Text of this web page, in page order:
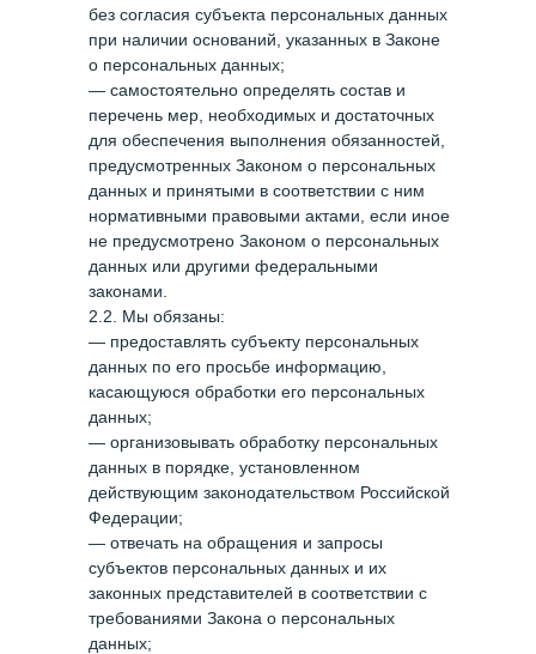
без согласия субъекта персональных данных
при наличии оснований, указанных в Законе
о персональных данных;
— самостоятельно определять состав и
перечень мер, необходимых и достаточных
для обеспечения выполнения обязанностей,
предусмотренных Законом о персональных
данных и принятыми в соответствии с ним
нормативными правовыми актами, если иное
не предусмотрено Законом о персональных
данных или другими федеральными
законами.
2.2. Мы обязаны:
— предоставлять субъекту персональных
данных по его просьбе информацию,
касающуюся обработки его персональных
данных;
— организовывать обработку персональных
данных в порядке, установленном
действующим законодательством Российской
Федерации;
— отвечать на обращения и запросы
субъектов персональных данных и их
законных представителей в соответствии с
требованиями Закона о персональных
данных;